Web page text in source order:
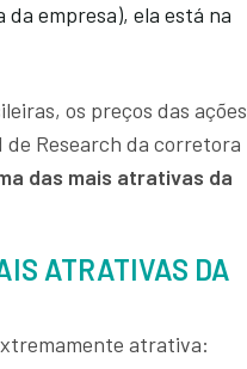
empresa), ela está na
os preços das ações
de Research da corretora
das mais atrativas da
ATRATIVAS DA
atrativa: